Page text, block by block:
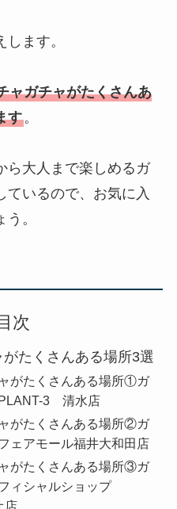
ます。
ャガチャがたくさんあ
す。
ら大人まで楽しめるガ
ているので、お気に入
。
次
たくさんある場所3選
がたくさんある場所①ガ
3 清水店
がたくさんある場所②ガ
ェアモール福井大和田店
がたくさんある場所③ガ
ィシャルショップ
店